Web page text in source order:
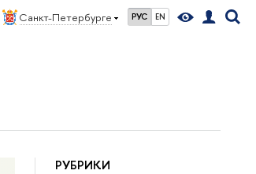
Санкт-Петербурге РУС EN
РУБРИКИ